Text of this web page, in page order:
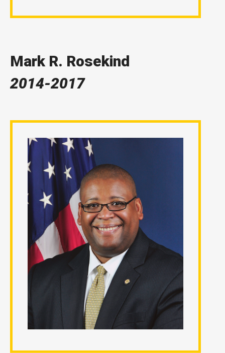
Mark R. Rosekind
2014-2017